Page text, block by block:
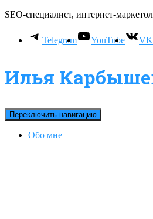
SEO-специалист, интернет-
Telegram YouTube VK
Илья
Переключить навигацию
Обо мне